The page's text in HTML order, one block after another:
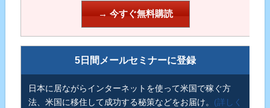
5日間メールセミナーに登録
日本に居ながらインターネットを使って米国で稼ぐ方
法、米国に移住して成功する秘策などをお届け。 (詳しく